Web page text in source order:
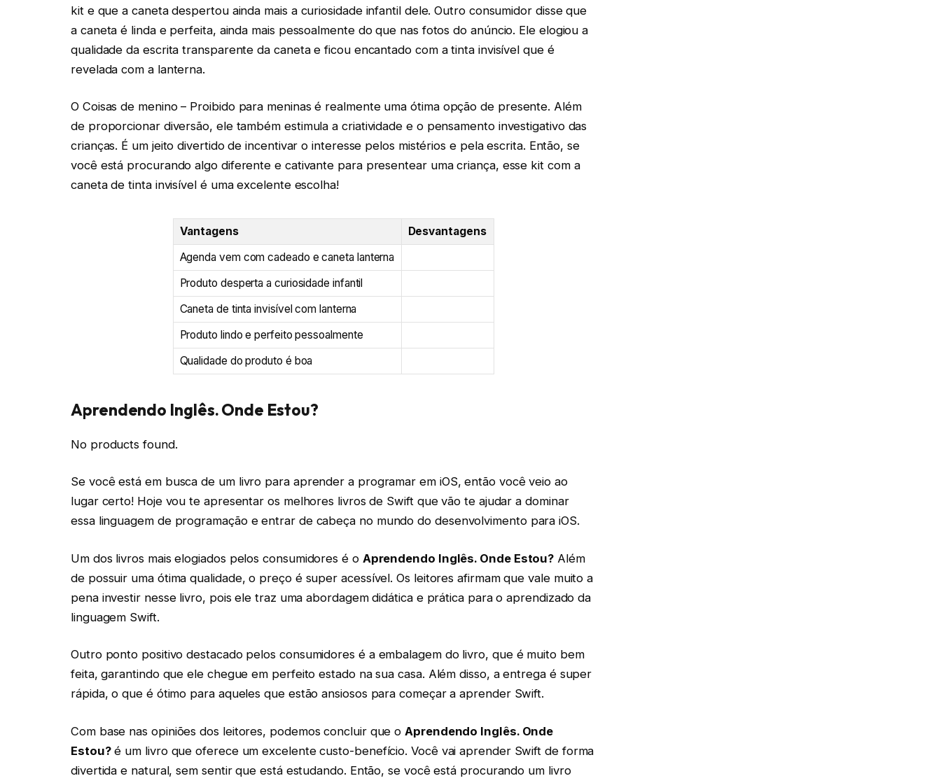
kit e que a caneta despertou ainda mais a curiosidade infantil dele. Outro consumidor disse que
a caneta é linda e perfeita, ainda mais pessoalmente do que nas fotos do anúncio. Ele elogiou a
qualidade da escrita transparente da caneta e ficou encantado com a tinta invisível que é
revelada com a lanterna.
O Coisas de menino – Proibido para meninas é realmente uma ótima opção de presente. Além
de proporcionar diversão, ele também estimula a criatividade e o pensamento investigativo das
crianças. É um jeito divertido de incentivar o interesse pelos mistérios e pela escrita. Então, se
você está procurando algo diferente e cativante para presentear uma criança, esse kit com a
caneta de tinta invisível é uma excelente escolha!
Vantagens
Desvantagens
Agenda vem com cadeado e caneta lanterna
Produto desperta a curiosidade infantil
Caneta de tinta invisível com lanterna
Produto lindo e perfeito pessoalmente
Qualidade do produto é boa
Aprendendo Inglês. Onde Estou?
No products found.
Se você está em busca de um livro para aprender a programar em iOS, então você veio ao
lugar certo! Hoje vou te apresentar os melhores livros de Swift que vão te ajudar a dominar
essa linguagem de programação e entrar de cabeça no mundo do desenvolvimento para iOS.
Um dos livros mais elogiados pelos consumidores é o Aprendendo Inglês. Onde Estou? Além
de possuir uma ótima qualidade, o preço é super acessível. Os leitores afirmam que vale muito a
pena investir nesse livro, pois ele traz uma abordagem didática e prática para o aprendizado da
linguagem Swift.
Outro ponto positivo destacado pelos consumidores é a embalagem do livro, que é muito bem
feita, garantindo que ele chegue em perfeito estado na sua casa. Além disso, a entrega é super
rápida, o que é ótimo para aqueles que estão ansiosos para começar a aprender Swift.
Com base nas opiniões dos leitores, podemos concluir que o Aprendendo Inglês. Onde
Estou?é um livro que oferece um excelente custo-benefício. Você vai aprender Swift de forma
divertida e natural, sem sentir que está estudando. Então, se você está procurando um livro